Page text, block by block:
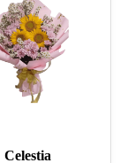
Celestia